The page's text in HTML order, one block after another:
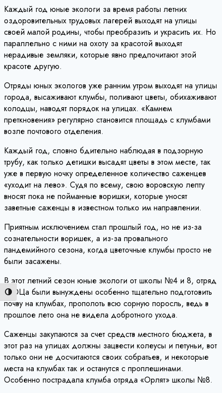
Переключить на высокую контрастность
Каждый год юные экологи за время работы летних
оздоровительных трудовых лагерей выходят на улицы
своей малой родины, чтобы преобразить и украсить их. Но
параллельно с ними на охоту за красотой выходят
нерадивые земляки, которые явно предпочитают этой
красоте другую.
Отряды юных экологов уже ранним утром выходят на улицы
города, высаживают клумбы, поливают цветы, обихаживают
колодцы, наводят порядок на улицах. «Камнем
преткновения» регулярно становится площадь с клумбами
возле почтового отделения.
Каждый год, словно бдительно наблюдая в подзорную
трубу, как только детишки высадят цветы в этом месте, так
уже в первую ночку определенное количество саженцев
«уходит на лево». Судя по всему, свою воровскую лепту
вносят пока не пойманные воришки, которые уносят
заветные саженцы в известном только им направлении.
Приятным исключением стал прошлый год, но не из-за
сознательности воришек, а из-за провального
пандемийного сезона, когда цветочные клумбы просто не
были засажены.
В этот летний сезон юные экологи от школы №4 и 8, отряд
ДЮЦа были вынуждены особенно тщательно подготовить
почву на клумбах, прополоть всю сорную поросль, ведь в
прошлое лето она не видела добротного ухода.
Саженцы закупаются за счет средств местного бюджета, в
этот раз на улицах должны зацвести колеусы и петуньи, вот
только они не досчитаются своих собратьев, и некоторые
места на клумбах так и останутся с проплешинами.
Особенно пострадала клумба отряда «Орлят» школы №8.